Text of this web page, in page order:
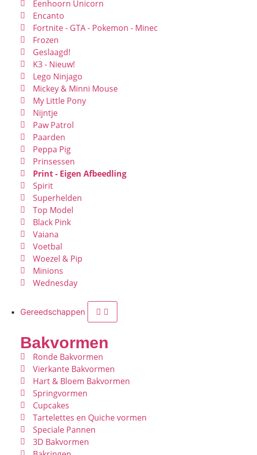
Eenhoorn Unicorn
Encanto
Fortnite - GTA - Pokemon - Minec
Frozen
Geslaagd!
K3 - Nieuw!
Lego Ninjago
Mickey & Minni Mouse
My Little Pony
Nijntje
Paw Patrol
Paarden
Peppa Pig
Prinsessen
Print - Eigen Afbeedling
Spirit
Superhelden
Top Model
Black Pink
Vaiana
Voetbal
Woezel & Pip
Minions
Wednesday
Gereedschappen
Bakvormen
Ronde Bakvormen
Vierkante Bakvormen
Hart & Bloem Bakvormen
Springvormen
Cupcakes
Tartelettes en Quiche vormen
Speciale Pannen
3D Bakvormen